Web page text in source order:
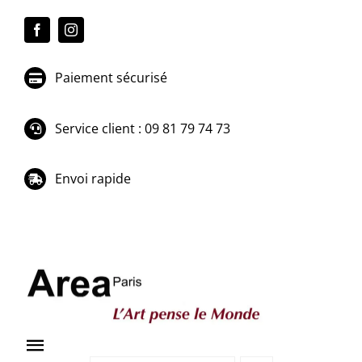
Paiement sécurisé
Service client : 09 81 79 74 73
Envoi rapide